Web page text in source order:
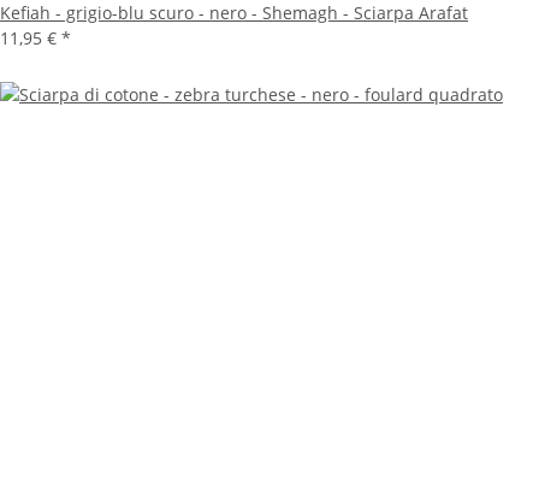
Kefiah - grigio-blu scuro - nero - Shemagh - Sciarpa Arafat
11,95 € *